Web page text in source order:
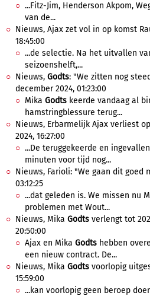
...Fitz-Jim, Henderson Akpom,
van de...
Nieuws, Ajax zet vol in op komst
18:45:00
...de selectie. Na het uitvallen
seizoenshelft,...
Nieuws, Godts: "We zitten nog
december 2024, 01:23:00
Mika Godts keerde vandaag al
hamstringblessure terug...
Nieuws, Erbarmelijk Ajax verliest
2024, 16:27:00
...De teruggekeerde en
minuten voor tijd nog...
Nieuws, Farioli: "We gaan dit goed
03:12:25
...dat geleden is. We missen nu
problemen met Wout...
Nieuws, Mika Godts verlengt tot
20:50:00
Ajax en Mika Godts hebben
een nieuw contract. De...
Nieuws, Mika Godts voorlopig
15:59:00
...kan voorlopig geen beroep